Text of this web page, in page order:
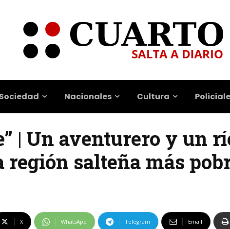
Sociedad Nacionales Cultura
| Un aventurero y un
salteña más
X WhatsApp Telegram Email